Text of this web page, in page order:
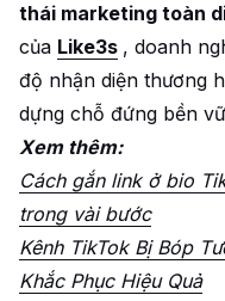
thái marketing toàn
của Like3s , doanh
độ nhận diện thương
dựng chỗ đứng bền
Xem thêm:
Cách gắn link ở bio
trong vài bước
Kênh TikTok Bị Bóp
Khắc Phục Hiệu Quả